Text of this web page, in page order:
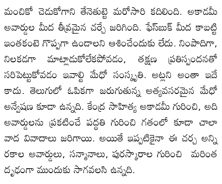
మంచికో చెడుకోగాని తేనెతుట్టె మరోసారి కదిలింది. అకాడమీ
అవార్డుల మీద తీవ్రమైన చర్చే జరిగింది. ఫేస్‌బుక్‌ మీద కాబట్టి
ఇంతకంటె గొప్పగా ఉండాలని ఆశించేందుకు లేదు. నింపాదిగా,
నిలకడగా మాట్లాడుకోలేకపోవడం, తక్షణ ప్రతిస్పందనతో
సరిపెట్టుకోవడం ఇవాల్టి మేధో సంస్కృతి. అట్లని అంతా ఇదే
కాదు. తెలుగులో ఓపికగా జరుగుతున్న అత్యవసరమైన మేధో
అన్వేషణ కూడా ఉన్నది. కేంద్ర సాహిత్య అకాడమీ గురించి, అది
అవార్డులను ప్రకటించే పద్ధతి గురించి గతంలో కూడా చాలా
వాద వివాదాలు జరిగాయి. అయితే ఇప్పటికైనా ఈ చర్చ అన్ని
రకాల అవార్డులు, సన్మానాలు, పురస్కారాల గురించి మరింత
దృఢంగా ముందుకు సాగవలసి ఉన్నది.